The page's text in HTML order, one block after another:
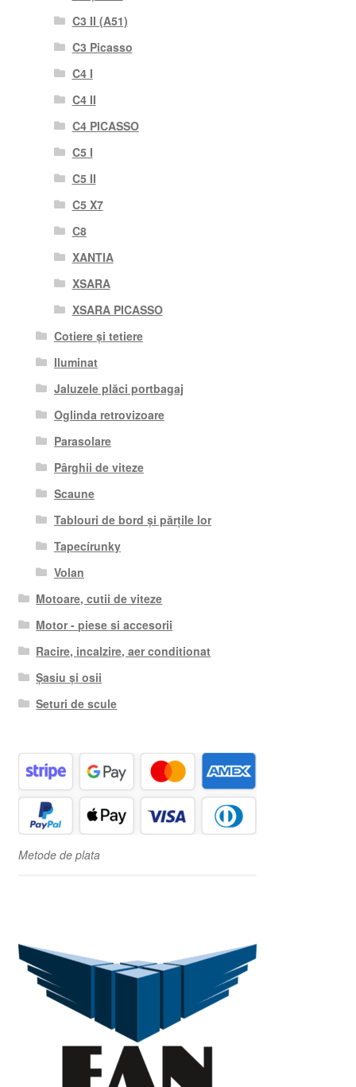
C3 II (A51)
C3 Picasso
C4 I
C4 II
C4 PICASSO
C5 I
C5 II
C5 X7
C8
XANTIA
XSARA
XSARA PICASSO
Cotiere și tetiere
Iluminat
Jaluzele plăci portbagaj
Oglinda retrovizoare
Parasolare
Pârghii de viteze
Scaune
Tablouri de bord și părțile lor
Tapecírunky
Volan
Motoare, cutii de viteze
Motor - piese si accesorii
Racire, incalzire, aer conditionat
Șasiu și osii
Seturi de scule
Metode de plata